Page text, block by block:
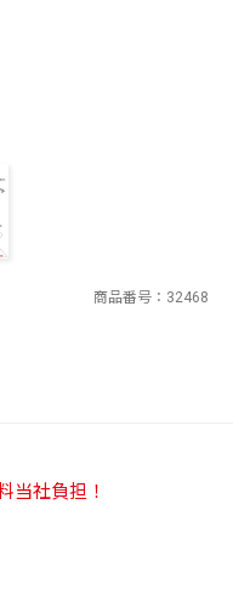
商品番号 32468
当社負担！